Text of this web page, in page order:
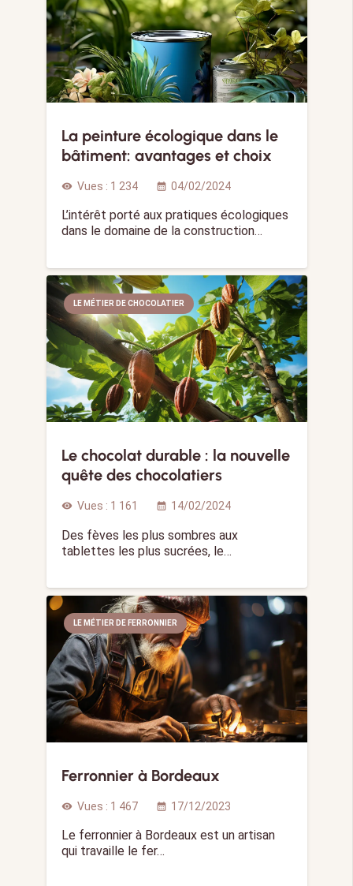
La peinture écologique dans le
bâtiment: avantages et choix
visibility Vues : 1 234 calendar_month 04/02/2024
L’intérêt porté aux pratiques écologiques
dans le domaine de la construction…
LE MÉTIER DE CHOCOLATIER
Le chocolat durable : la nouvelle
quête des chocolatiers
visibility Vues : 1 161 calendar_month 14/02/2024
Des fèves les plus sombres aux
tablettes les plus sucrées, le…
LE MÉTIER DE FERRONNIER
Ferronnier à Bordeaux
visibility Vues : 1 467 calendar_month 17/12/2023
Le ferronnier à Bordeaux est un artisan
qui travaille le fer…